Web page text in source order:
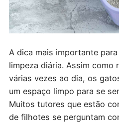
A dica mais importante
limpeza diária. Assim como
várias vezes ao dia, os
um espaço limpo para se
Muitos tutores que estão
de filhotes se perguntam